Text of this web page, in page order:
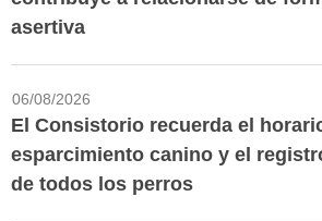
asertiva
06/08/2026
El Consistorio recuerda el
esparcimiento canino y el
de todos los perros